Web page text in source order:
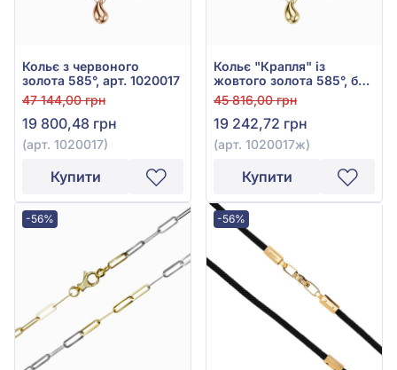
Кольє з червоного
золота 585°, арт. 1020017
47 144,00 грн
19 800,48 грн
(арт. 1020017)
Купити
Кольє "Крапля" із
жовтого золота 585°, без
вставки, арт. 1020017ж
45 816,00 грн
19 242,72 грн
(арт. 1020017ж)
Купити
-56% -56%